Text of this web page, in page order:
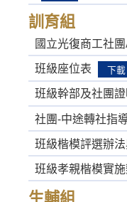
訓育組
國立光復商工社
班級座位表 下載
班級幹部及社團
社團-中途轉社指
班級楷模評選辦
班級孝親楷模實
生輔組